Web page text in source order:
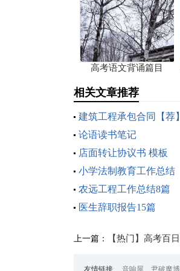
高考语文背诵篇目
相关文章推荐
建筑工程承包合同【荐】
论语读书笔记
店面转让协议书 模板
小学法制教育工作总结
农远工程工作总结8篇
医生辞职报告15篇
上一篇： 【热门】高考百
友情链接: 音响屋 尹破魔